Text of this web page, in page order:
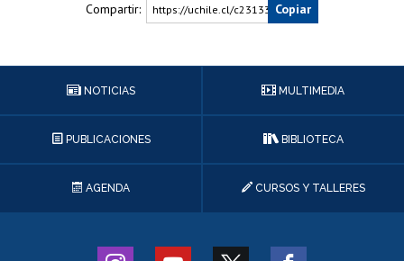
Compartir: https://uchile.cl/c231338Copiar
NOTICIAS MULTIMEDIA
PUBLICACIONES BIBLIOTECA
AGENDA CURSOS Y TALLERES